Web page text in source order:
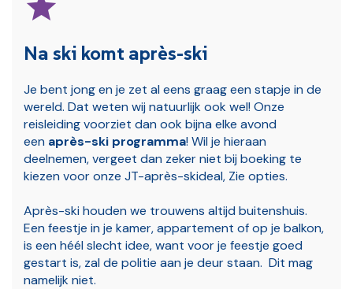
Na ski komt après-ski
Je bent jong en je zet al eens graag een stapje in de
wereld. Dat weten wij natuurlijk ook wel! Onze
reisleiding voorziet dan ook bijna elke avond
een après-ski programma! Wil je hieraan
deelnemen, vergeet dan zeker niet bij boeking te
kiezen voor onze JT-après-skideal, Zie opties.
Après-ski houden we trouwens altijd buitenshuis.
Een feestje in je kamer, appartement of op je balkon,
is een héél slecht idee, want voor je feestje goed
gestart is, zal de politie aan je deur staan. Dit mag
namelijk niet.